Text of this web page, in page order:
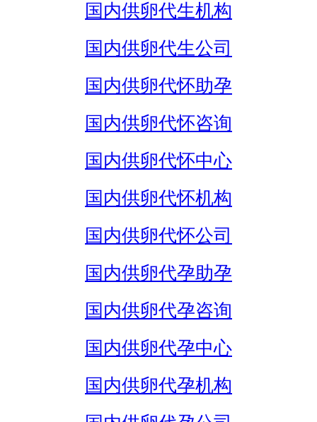
国内供卵代生机构
国内供卵代生公司
国内供卵代怀助孕
国内供卵代怀咨询
国内供卵代怀中心
国内供卵代怀机构
国内供卵代怀公司
国内供卵代孕助孕
国内供卵代孕咨询
国内供卵代孕中心
国内供卵代孕机构